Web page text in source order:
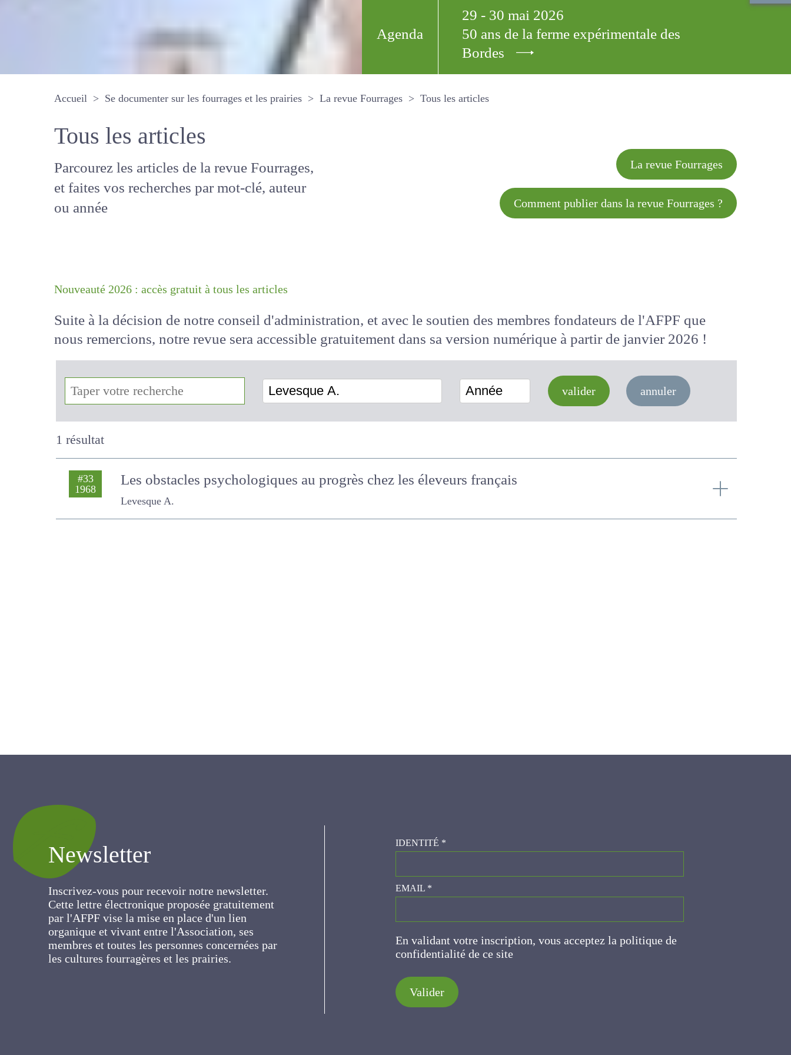
Agenda
29 - 30 mai 2026
50 ans de la ferme expérimentale des
Bordes
Accueil Se documenter sur les fourrages et les prairies La revue Fourrages Tous les articles
Tous les articles
Parcourez les articles de la revue
Fourrages, et faites vos recherches par
mot-clé, auteur ou année
La revue Fourrages
Comment publier dans la revue Fourrages ?
Suite à la décision de notre conseil d'administration, et avec le soutien des membres fondateurs de l'AFPF que
nous remercions, notre revue sera accessiblegratuitementdans sa version numériqueà partir de janvier 2026
!
Levesque A. Année valider annuler
1 résultat
#33
1968 Les obstacles psychologiques au progrès chez les éleveurs français
Levesque A.
Newsletter
Inscrivez-vous pour recevoir notre newsletter.
Cette lettre électronique proposée
gratuitement par l'AFPF vise la mise en place
d'un lien organique et vivant entre
l'Association, ses membres et toutes les
personnes concernées par les cultures
fourragères et les prairies.
IDENTITÉ*
EMAIL*
En validant votre inscription, vous acceptez la politique
de confidentialité de ce site
Valider